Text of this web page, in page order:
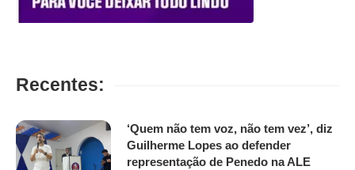
Recentes:
‘Quem não tem voz, não tem vez’, diz
Guilherme Lopes ao defender
representação de Penedo na ALE